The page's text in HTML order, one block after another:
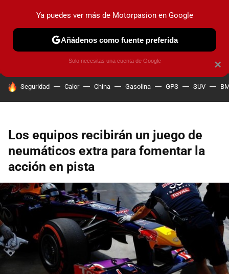
PRUEBAS COCHES ELÉCTRICOS OBSERVATORIO
HOY SE HABLA DE
Seguridad Calor China Gasolina GPS SUV
Los equipos recibirán un juego de
neumáticos extra para fomentar la
acción en pista
×
Ya puedes ver más de Motorpasion en Google
Añádenos como fuente preferida
Solo necesitas una cuenta de Google